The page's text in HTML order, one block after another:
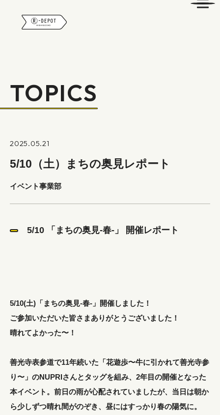
TOPICS
2025.05.21
5/10（土）まちの奥見レポート
イベント事業部
5/10 「まちの奥見-春-」 開催レポート
5/10(土)「まちの奥見-春-」開催しました！
ご参加いただいた皆さまありがとうございました！
晴れてよかった〜！
善光寺表参道で11年続いた「花遊歩〜牛に引かれて善光寺参
り〜」のNUPRIさんとタッグを組み、2年目の開催となった
本イベント。前日の雨が心配されていましたが、当日は朝か
ら少しずつ晴れ間がのぞき、昼にはすっかり春の陽気に。